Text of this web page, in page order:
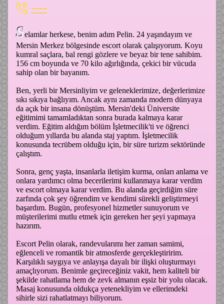
----
Selamlar herkese, benim adım Pelin. 24 yaşındayım ve
Mersin Merkez bölgesinde escort olarak çalışıyorum. Koyu
kumral saçlara, bal rengi gözlere ve beyaz bir tene sahibim.
156 cm boyunda ve 70 kilo ağırlığında, çekici bir vücuda
sahip olan bir bayanım.
Ben, yerli bir Mersinliyim ve geleneklerimize, değerlerimize
sıkı sıkıya bağlıyım. Ancak aynı zamanda modern dünyaya
da açık bir insana dönüştüm. Mersin'deki Üniversite
eğitimimi tamamladıktan sonra burada kalmaya karar
verdim. Eğitim aldığım bölüm İşletmecilik'ti ve öğrenci
olduğum yıllarda bu alanda staj yaptım. İşletmecilik
konusunda tecrübem olduğu için, bir süre turizm sektöründe
çalıştım.
Sonra, genç yaşta, insanlarla iletişim kurma, onları anlama ve
onlara yardımcı olma becerilerimi kullanmaya karar verdim
ve escort olmaya karar verdim. Bu alanda geçirdiğim süre
zarfında çok şey öğrendim ve kendimi sürekli geliştirmeyi
başardım. Bugün, profesyonel hizmetler sunuyorum ve
müşterilerimi mutlu etmek için gereken her şeyi yapmaya
hazırım.
Escort Pelin olarak, randevularımı her zaman samimi,
eğlenceli ve romantik bir atmosferde gerçekleştiririm.
Karşılıklı saygıya ve anlayışa dayalı bir ilişki oluşturmayı
amaçlıyorum. Benimle geçireceğiniz vakit, hem kaliteli bir
şekilde rahatlama hem de zevk almanın eşsiz bir yolu olacak.
Masaj konusunda oldukça yetenekliyim ve ellerimdeki
sihirle sizi rahatlatmayı biliyorum.